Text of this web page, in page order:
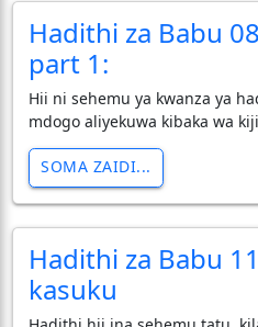
Hadithi za Babu
part 1:
Hii ni sehemu ya kwanza ya
mdogo aliyekuwa kibaka wa
SOMA ZAIDI...
Hadithi za Babu
kasuku